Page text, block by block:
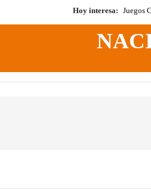
Hoy interesa: Juegos